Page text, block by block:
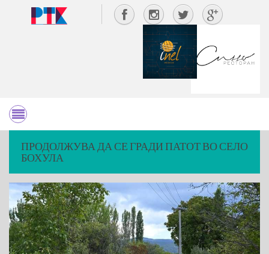
ПРОДОЛЖУВА ДА СЕ ГРАДИ ПАТОТ ВО СЕЛО
БОХУЛА